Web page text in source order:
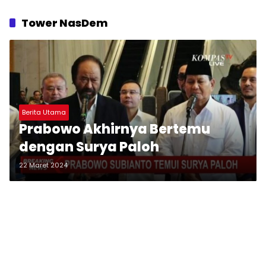
Tower NasDem
Berita Utama
Prabowo Akhirnya Bertemu
dengan Surya Paloh
22 Maret 2024